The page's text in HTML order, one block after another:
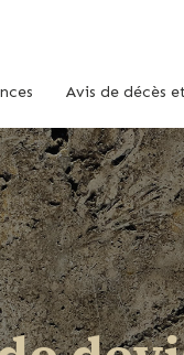
Avis de décès